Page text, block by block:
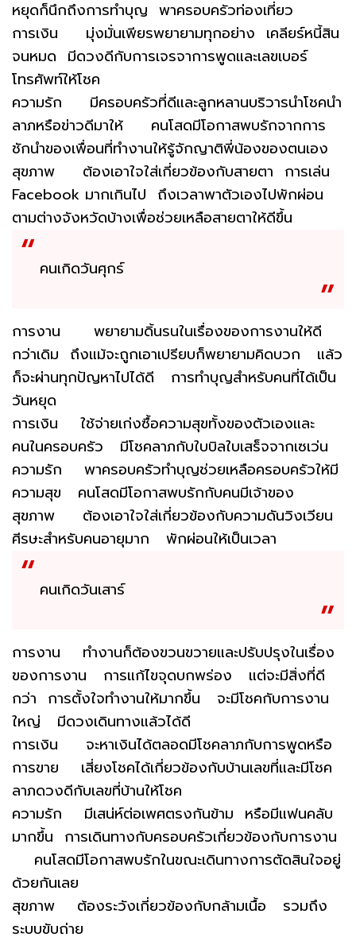
หยุดก็นึกถึงการทำบุญ พาครอบครัวท่องเที่ยว
การเงิน มุ่งมั่นเพียรพยายามทุกอย่าง เคลียร์หนี้สิน
จนหมด มีดวงดีกับการเจรจาการพูดและเลขเบอร์
โทรศัพท์ให้โชค
ความรัก มีครอบครัวที่ดีและลูกหลานบริวารนำโชคนำ
ลาภหรือข่าวดีมาให้ คนโสดมีโอกาสพบรักจากการ
ชักนำของเพื่อนที่ทำงานให้รู้จักญาติพี่น้องของตนเอง
สุขภาพ ต้องเอาใจใส่เกี่ยวข้องกับสายตา การเล่น
Facebook มากเกินไป ถึงเวลาพาตัวเองไปพักผ่อน
ตามต่างจังหวัดบ้างเพื่อช่วยเหลือสายตาให้ดีขึ้น
คนเกิดวันศุกร์
การงาน พยายามดิ้นรนในเรื่องของการงานให้ดี
กว่าเดิม ถึงแม้จะถูกเอาเปรียบก็พยายามคิดบวก แล้ว
ก็จะผ่านทุกปัญหาไปได้ดี การทำบุญสำหรับคนที่ได้เป็น
วันหยุด
การเงิน ใช้จ่ายเก่งซื้อความสุขทั้งของตัวเองและ
คนในครอบครัว มีโชคลาภกับใบบิลใบเสร็จจากเซเว่น
ความรัก พาครอบครัวทำบุญช่วยเหลือครอบครัวให้มี
ความสุข คนโสดมีโอกาสพบรักกับคนมีเจ้าของ
สุขภาพ ต้องเอาใจใส่เกี่ยวข้องกับความดันวิงเวียน
ศีรษะสำหรับคนอายุมาก พักผ่อนให้เป็นเวลา
คนเกิดวันเสาร์
การงาน ทำงานก็ต้องขวนขวายและปรับปรุงในเรื่อง
ของการงาน การแก้ไขจุดบกพร่อง แต่จะมีสิ่งที่ดี
กว่า การตั้งใจทำงานให้มากขึ้น จะมีโชคกับการงาน
ใหญ่ มีดวงเดินทางแล้วได้ดี
การเงิน จะหาเงินได้ตลอดมีโชคลาภกับการพูดหรือ
การขาย เสี่ยงโชคได้เกี่ยวข้องกับบ้านเลขที่และมีโชค
ลาภดวงดีกับเลขที่บ้านให้โชค
ความรัก มีเสน่ห์ต่อเพศตรงกันข้าม หรือมีแฟนคลับ
มากขึ้น การเดินทางกับครอบครัวเกี่ยวข้องกับการงาน
คนโสดมีโอกาสพบรักในขณะเดินทางการตัดสินใจอยู่
ด้วยกันเลย
สุขภาพ ต้องระวังเกี่ยวข้องกับกล้ามเนื้อ รวมถึง
ระบบขับถ่าย